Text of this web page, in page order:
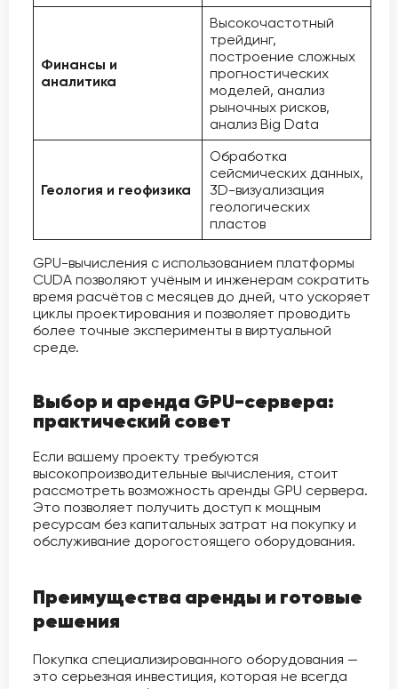
Финансы и
аналитика
Высокочастотный
трейдинг,
построение сложных
прогностических
моделей, анализ
рыночных рисков,
анализ Big Data
Геология и геофизика
Обработка
сейсмических данных,
3D-визуализация
геологических
пластов
GPU-вычисления с использованием платформы
CUDA позволяют учёным и инженерам сократить
время расчётов с месяцев до дней, что ускоряет
циклы проектирования и позволяет проводить
более точные эксперименты в виртуальной
среде.
Выбор и аренда GPU-сервера:
практический совет
Если вашему проекту требуются
высокопроизводительные вычисления, стоит
рассмотреть возможность аренды GPU сервера.
Это позволяет получить доступ к мощным
ресурсам без капитальных затрат на покупку и
обслуживание дорогостоящего оборудования.
Преимущества аренды и готовые
решения
Покупка специализированного оборудования —
это серьезная инвестиция, которая не всегда